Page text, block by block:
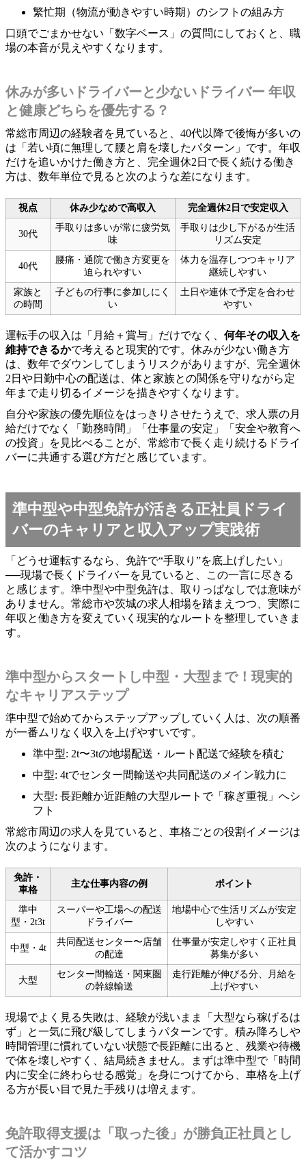
繁忙期（物流が動きやすい時期）のシフトの組み方
口頭でごまかせない「数字ベース」の質問にしておくと、職
場の本音が見えやすくなります。
休みが多いドライバーと少ないドライバー 年収
と健康どちらを優先する？
常総市周辺の経験者を見ていると、40代以降で後悔が多いの
は「若い頃に無理して腰と肩を壊したパターン」です。年収
だけを追いかけた働き方と、完全週休2日で長く続ける働き
方は、数年単位で見ると次のような差になります。
視点 休み少なめで高収入 完全週休2日で安定収入
30代
手取りは多いが常に疲労気
味
手取りは少し下がるが生活
リズム安定
40代
腰痛・通院で働き方変更を
迫られやすい
体力を温存しつつキャリア
継続しやすい
家族と
の時間
子どもの行事に参加しにく
い
土日や連休で予定を合わせ
やすい
運転手の収入は「月給＋賞与」だけでなく、 何年その収入を
維持できるかで考えると現実的です。休みが少ない働き方
は、数年でダウンしてしまうリスクがありますが、完全週休
2日や日勤中心の配送は、体と家族との関係を守りながら定
年まで走り切るイメージを描きやすくなります。
自分や家族の優先順位をはっきりさせたうえで、求人票の月
給だけでなく「勤務時間」「仕事量の安定」「安全や教育へ
の投資」を見比べることが、常総市で長く走り続けるドライ
バーに共通する選び方だと感じています。
準中型や中型免許が活きる正社員ドライ
バーのキャリアと収入アップ実践術
「どうせ運転するなら、免許で“手取り”を底上げしたい」
──現場で長くドライバーを見ていると、この一言に尽きる
と感じます。準中型や中型免許は、取りっぱなしでは意味が
ありません。常総市や茨城の求人相場を踏まえつつ、実際に
年収と働き方を変えていく現実的なルートを整理していきま
す。
準中型からスタートし中型・大型まで！現実的
なキャリアステップ
準中型で始めてからステップアップしていく人は、次の順番
が一番ムリなく収入を上げやすいです。
準中型: 2t〜3tの地場配送・ルート配送で経験を積む
中型: 4tでセンター間輸送や共同配送のメイン戦力に
大型: 長距離か近距離の大型ルートで「稼ぎ重視」へシ
フト
常総市周辺の求人を見ていると、車格ごとの役割イメージは
次のようになります。
免許・
車格
主な仕事内容の例 ポイント
準中
型・2t3t
スーパーや工場への配送
ドライバー
地場中心で生活リズムが安定
しやすい
中型・4t
共同配送センター〜店舗
の配達
仕事量が安定しやすく正社員
募集が多い
大型
センター間輸送・関東圏
の幹線輸送
走行距離が伸びる分、月給を
上げやすい
現場でよく見る失敗は、経験が浅いまま「大型なら稼げるは
ず」と一気に飛び級してしまうパターンです。積み降ろしや
時間管理に慣れていない状態で長距離に出ると、残業や待機
で体を壊しやすく、結局続きません。まずは準中型で「時間
内に安全に終わらせる感覚」を身につけてから、車格を上げ
る方が長い目で見た手残りは増えます。
免許取得支援は「取った後」が勝負正社員とし
て活かすコツ